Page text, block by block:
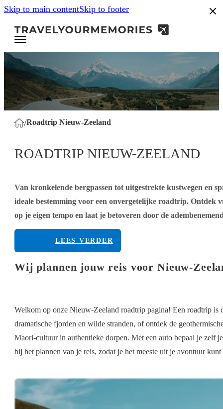
Skip to main contentSkip to footer
/Roadtrip Nieuw-Zeeland
ROADTRIP NIEUW-ZEELAND
Van kronkelende bergpassen tot uitgestrekte kustwegen en
ideale bestemming voor een onvergetelijke roadtrip. Ontdek
op je eigen tempo en laat je betoveren door de
LEES VERDER
Wij plannen jouw reis voor Nieuw-
Welkom op onze Nieuw-Zeeland roadtrip pagina! Een roadtrip is
dramatische fjorden en wilde stranden, of ontdek de
Maori-cultuur in authentieke dorpen. Met een auto bepaal je zelf
bij het plannen van je reis, zodat je het meeste uit je avontuur kunt